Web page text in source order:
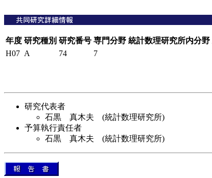
年度 研究種別 研究番号 専門分野 統計数理研究所内分野
H07 A 74 7
研究代表者
石黒 真木夫 (統計数理研究所)
予算執行責任者
石黒 真木夫 (統計数理研究所)